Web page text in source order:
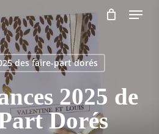
Menu
des faire-part dorés
2025 de
Dorés